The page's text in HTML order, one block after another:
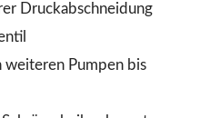
Druckabschneidung
weiteren Pumpen bis